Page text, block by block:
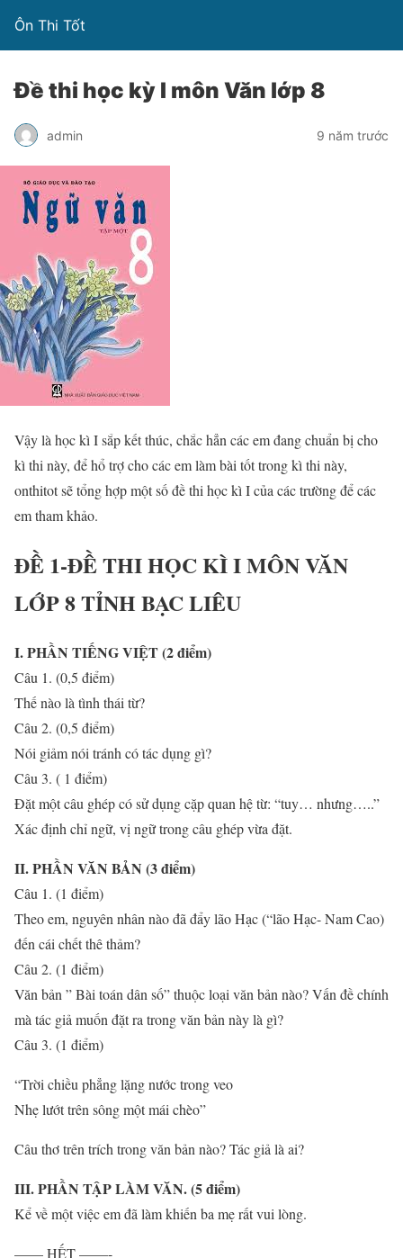
Ôn Thi Tốt
Đề thi học kỳ I môn Văn lớp 8
admin 9 năm trước
Vậy là học kì I sắp kết thúc, chắc hẳn các em đang chuẩn bị cho
kì thi này, để hổ trợ cho các em làm bài tốt trong kì thi này,
onthitot sẽ tổng hợp một số đề thi học kì I của các trường để các
em tham khảo.
ĐỀ 1-ĐỀ THI HỌC KÌ I MÔN VĂN
LỚP 8 TỈNH BẠC LIÊU
I. PHẦN TIẾNG VIỆT (2 điểm)
Câu 1. (0,5 điểm)
Thế nào là tình thái từ?
Câu 2. (0,5 điểm)
Nói giảm nói tránh có tác dụng gì?
Câu 3. ( 1 điểm)
Đặt một câu ghép có sử dụng cặp quan hệ từ: “tuy… nhưng…..”
Xác định chỉ ngữ, vị ngữ trong câu ghép vừa đặt.
II. PHẦN VĂN BẢN (3 điểm)
Câu 1. (1 điểm)
Theo em, nguyên nhân nào đã đẩy lão Hạc (“lão Hạc- Nam Cao)
đến cái chết thê thảm?
Câu 2. (1 điểm)
Văn bản ” Bài toán dân số” thuộc loại văn bản nào? Vấn đề chính
mà tác giả muốn đặt ra trong văn bản này là gì?
Câu 3. (1 điểm)
“Trời chiều phẳng lặng nước trong veo
Nhẹ lướt trên sông một mái chèo”
Câu thơ trên trích trong văn bản nào? Tác giả là ai?
III. PHẦN TẬP LÀM VĂN. (5 điểm)
Kể về một việc em đã làm khiến ba mẹ rất vui lòng.
—— HẾT ——-